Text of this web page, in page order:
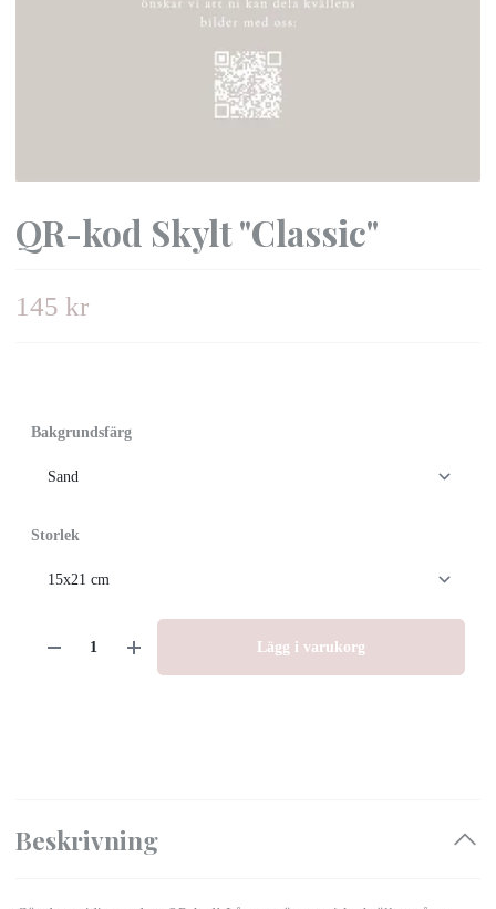
QR-kod Skylt "Classic"
145 kr
Bakgrundsfärg
Storlek
Lägg i varukorg
Beskrivning